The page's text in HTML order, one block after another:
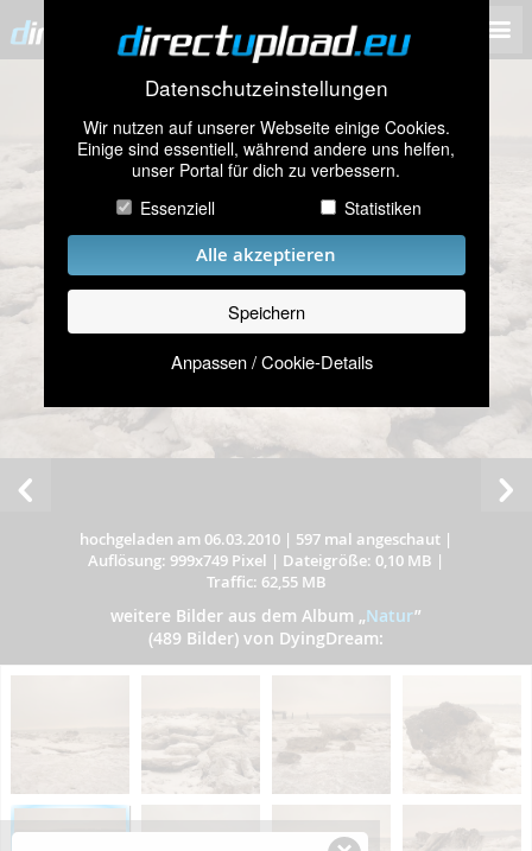
Datenschutzeinstellungen
Wir nutzen auf unserer Webseite einige Cookies.
Einige sind essentiell, während andere uns helfen,
unser Portal für dich zu verbessern.
Essenziell
Statistiken
Alle akzeptieren
Speichern
Anpassen / Cookie-Details
hochgeladen am 06.03.2010 | 597 mal angeschaut |
Auflösung: 999x749 Pixel | Dateigröße: 0,10 MB |
Traffic: 62,55 MB
weitere Bilder aus dem Album „Natur”
(489 Bilder) von DyingDream: